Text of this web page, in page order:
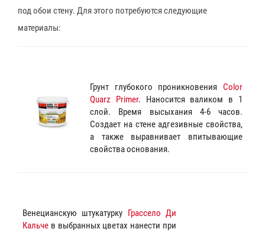
под обои стену. Для этого потребуются следующие
материалы:
Грунт глубокого проникновения Color
Quarz Primer. Наносится валиком в 1
слой. Время высыхания 4-6 часов.
Создает на стене адгезивные свойства,
а также выравнивает впитывающие
свойства основания.
Венецианскую штукатурку Грассело Ди
Кальче в выбранных цветах нанести при